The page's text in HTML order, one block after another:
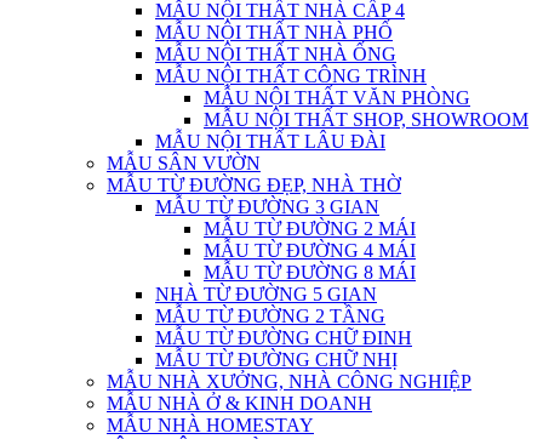
MẪU NỘI THẤT NHÀ CẤP 4
MẪU NỘI THẤT NHÀ PHỐ
MẪU NỘI THẤT NHÀ ỐNG
MẪU NỘI THẤT CÔNG TRÌNH
MẪU NỘI THẤT VĂN PHÒNG
MẪU NỘI THẤT SHOP, SHOWROOM
MẪU NỘI THẤT LÂU ĐÀI
MẪU SÂN VƯỜN
MẪU TỪ ĐƯỜNG ĐẸP, NHÀ THỜ
MẪU TỪ ĐƯỜNG 3 GIAN
MẪU TỪ ĐƯỜNG 2 MÁI
MẪU TỪ ĐƯỜNG 4 MÁI
MẪU TỪ ĐƯỜNG 8 MÁI
NHÀ TỪ ĐƯỜNG 5 GIAN
MẪU TỪ ĐƯỜNG 2 TẦNG
MẪU TỪ ĐƯỜNG CHỮ ĐINH
MẪU TỪ ĐƯỜNG CHỮ NHỊ
MẪU NHÀ XƯỞNG, NHÀ CÔNG NGHIỆP
MẪU NHÀ Ở & KINH DOANH
MẪU NHÀ HOMESTAY